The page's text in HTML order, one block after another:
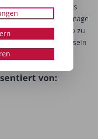
gewinnen, die bereits
und das Markenimage
im World Wide Web zu
zum Erfolg sein
von: